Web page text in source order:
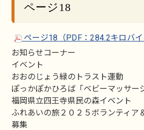
ページ18
ページ18（PDF：284.2キロバ
お知らせコーナー
イベント
おおのじょう緑のトラスト運動
ぽっかぽかひろば「ベビーマッサー
福岡県立四王寺県民の森イベント
ふれあいの旅２０２５ボランティア
募集